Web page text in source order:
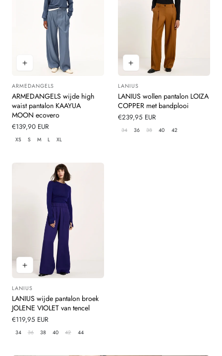
Leverancier:
ARMEDANGELS
ARMEDANGELS wijde high
waist pantalon KAAYUA
MOON ecovero
Normale
prijs
€139,90 EUR
XS S M L XL
Leverancier:
LANIUS
LANIUS wollen pantalon LOIZA
COPPER met bandplooi
Normale
prijs
€239,95 EUR
34 36 38 40 42
Leverancier:
LANIUS
LANIUS wijde pantalon broek
JOLENE VIOLET van tencel
Normale
prijs
€119,95 EUR
34 36 38 40 42 44